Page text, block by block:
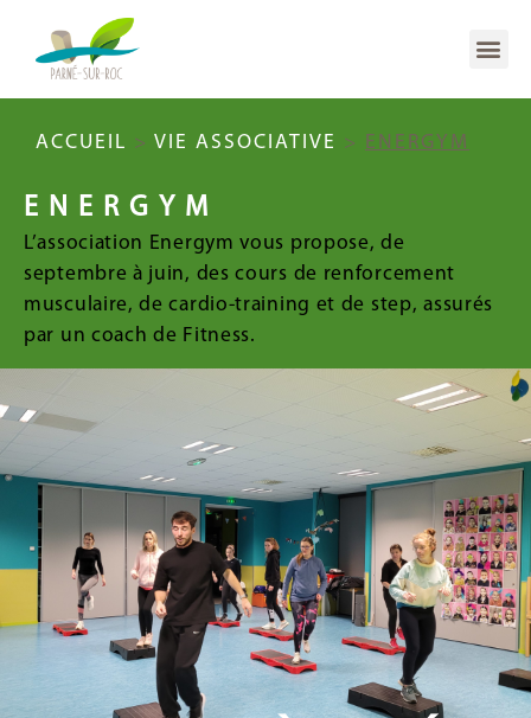
ACCUEIL > VIE ASSOCIATIVE > ENERGYM
ENERGYM
L’association Energym vous propose, de
septembre à juin, des cours de renforcement
musculaire, de cardio-training et de step, assurés
par un coach de Fitness.